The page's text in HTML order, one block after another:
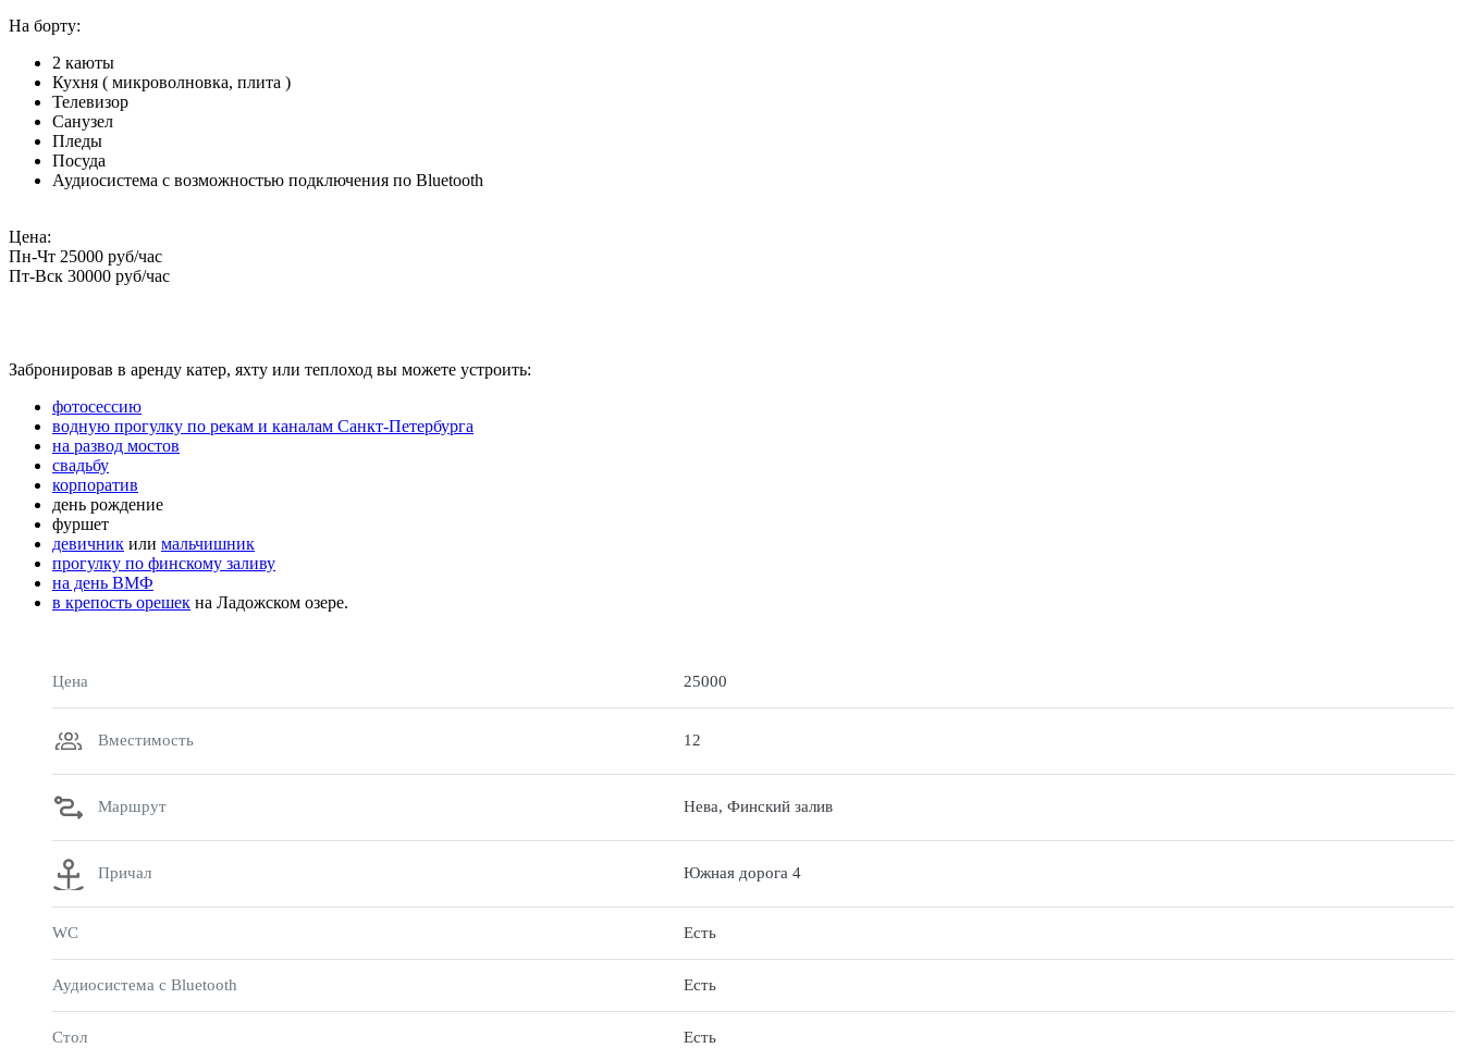
На борту:
2 каюты
Кухня ( микроволновка, плита )
Телевизор
Санузел
Пледы
Посуда
Аудиосистема с возможностью подключения по Bluetooth
Цена:
Пн-Чт 25000 руб/час
Пт-Вск 30000 руб/час
Забронировав в аренду катер, яхту или теплоход вы можете устроить:
фотосессию
водную прогулку по рекам и каналам Санкт-Петербурга
на развод мостов
свадьбу
корпоратив
день рождение
фуршет
девичник или мальчишник
прогулку по финскому заливу
на день ВМФ
в крепость орешек на Ладожском озере.
Цена 25000
Вместимость 12
Маршрут Нева, Финский залив
Причал Южная дорога 4
WC Есть
Аудиосистема с Bluetooth Есть
Стол Есть